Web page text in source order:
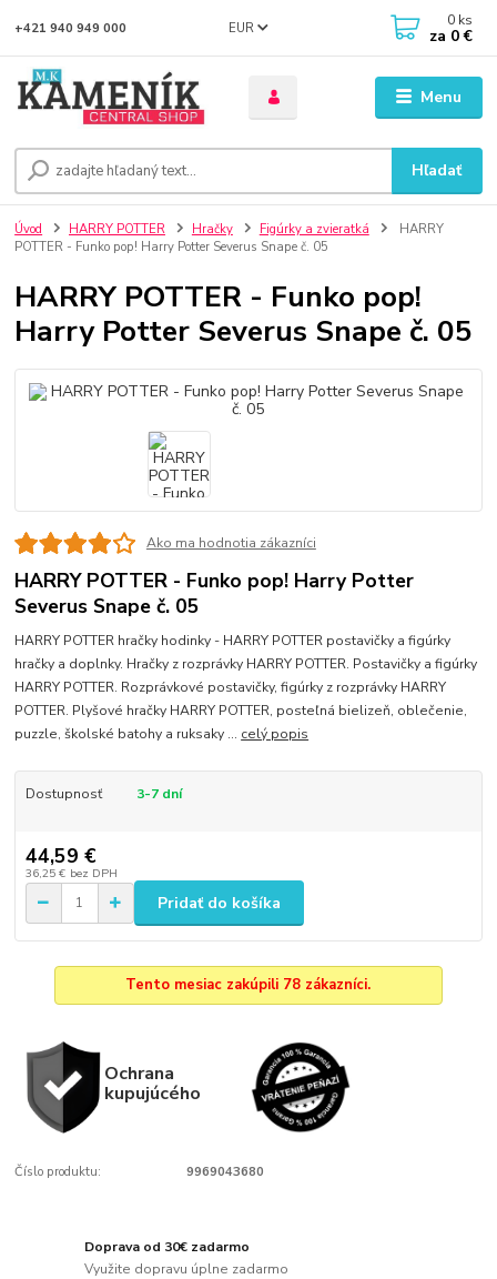
Menu
EUR
Hľadať
+421 940 949 000 0 ks
za 0 €
Úvod HARRY POTTER Hračky Figúrky a zvieratká
HARRY
POTTER - Funko pop! Harry Potter Severus Snape č. 05
HARRY POTTER - Funko pop!
Harry Potter Severus Snape č. 05
Ako ma hodnotia zákazníci
HARRY POTTER - Funko pop! Harry Potter
Severus Snape č. 05
HARRY POTTER hračky hodinky - HARRY POTTER postavičky a figúrky
hračky a doplnky. Hračky z rozprávky HARRY POTTER. Postavičky a figúrky
HARRY POTTER. Rozprávkové postavičky, figúrky z rozprávky HARRY
POTTER. Plyšové hračky HARRY POTTER, posteľná bielizeň, oblečenie,
puzzle, školské batohy a ruksaky ... celý popis
Dostupnosť 3-7 dní
44,59 €
36,25 € bez DPH
Pridať do košíka
Tento mesiac zakúpili 78 zákazníci.
Ochrana
kupujúcého
Číslo produktu: 9969043680
Doprava od 30€ zadarmo
Využite dopravu úplne zadarmo